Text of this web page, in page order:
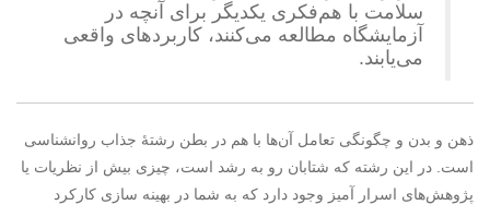
سلامت با هم‌فکری یکدیگر برای آنچه در
آزمایشگاه مطالعه می‌کنند، کاربردهای واقعی
می‌یابند.
ذهن و بدن و چگونگی تعامل آن‌ها با هم در بطن رشتۀ جذاب روانشناسی
است. در این رشته که شتابان رو به رشد است، چیزی بیش از نظریات یا
پژوهش‌های اسرار آمیز وجود دارد که به شما در بهینه سازی کارکرد